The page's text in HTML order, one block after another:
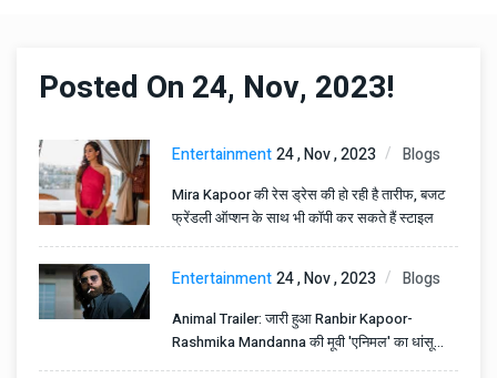
Posted On 24, Nov, 2023!
Entertainment24 , Nov , 2023 Blogs
Mira Kapoor की रेस ड्रेस की हो रही है तारीफ, बजट
फ्रेंडली ऑप्शन के साथ भी कॉपी कर सकते हैं स्टाइल
Entertainment24 , Nov , 2023 Blogs
Animal Trailer: जारी हुआ Ranbir Kapoor-
Rashmika Mandanna की मूवी 'एनिमल' का धांसू
ट्रेलर, खून-खराबे की है दास्तां